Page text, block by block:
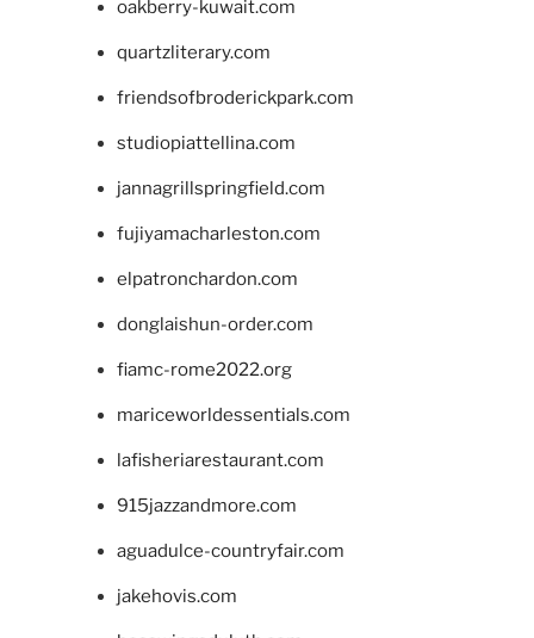
oakberry-kuwait.com
quartzliterary.com
friendsofbroderickpark.com
studiopiattellina.com
jannagrillspringfield.com
fujiyamacharleston.com
elpatronchardon.com
donglaishun-order.com
fiamc-rome2022.org
mariceworldessentials.com
lafisheriarestaurant.com
915jazzandmore.com
aguadulce-countryfair.com
jakehovis.com